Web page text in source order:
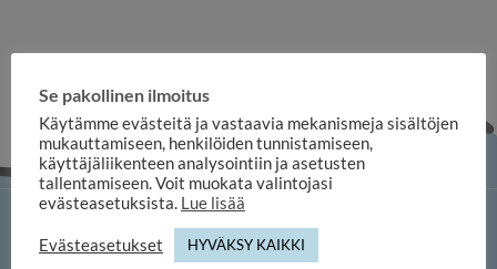
iloosi-verkkokauppa
Se pakollinen ilmoitus
Käytämme evästeitä ja vastaavia mekanismeja sisältöjen
mukauttamiseen, henkilöiden tunnistamiseen,
käyttäjäliikenteen analysointiin ja asetusten
tallentamiseen. Voit muokata valintojasi
evästeasetuksista. Lue lisää
Evästeasetukset HYVÄKSY KAIKKI